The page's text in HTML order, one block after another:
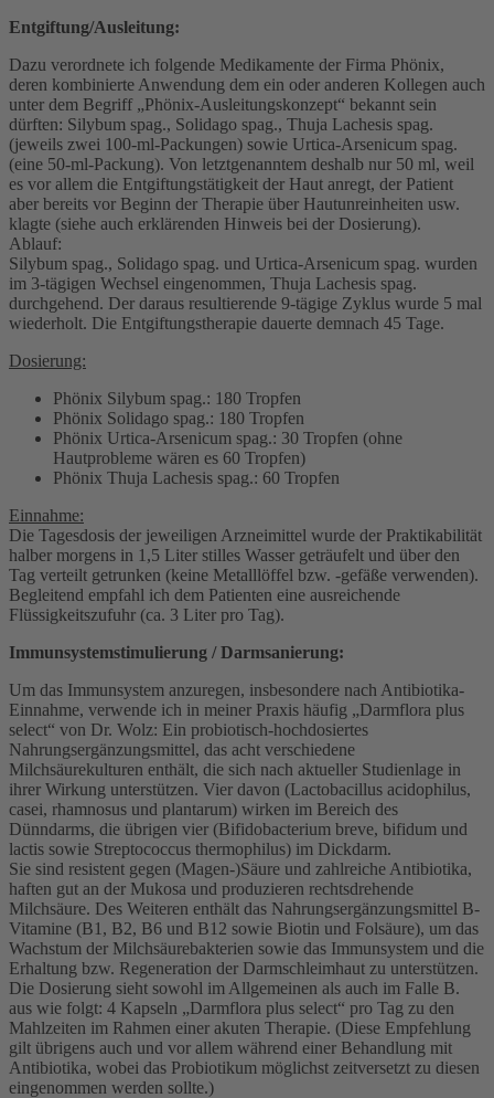
Entgiftung/Ausleitung:
Dazu verordnete ich folgende Medikamente der Firma Phönix,
deren kombinierte Anwendung dem ein oder anderen Kollegen auch
unter dem Begriff „Phönix-Ausleitungskonzept“ bekannt sein
dürften: Silybum spag., Solidago spag., Thuja Lachesis spag.
(jeweils zwei 100-ml-Packungen) sowie Urtica-Arsenicum spag.
(eine 50-ml-Packung). Von letztgenanntem deshalb nur 50 ml, weil
es vor allem die Entgiftungstätigkeit der Haut anregt, der Patient
aber bereits vor Beginn der Therapie über Hautunreinheiten usw.
klagte (siehe auch erklärenden Hinweis bei der Dosierung).
Ablauf:
Silybum spag., Solidago spag. und Urtica-Arsenicum spag. wurden
im 3-tägigen Wechsel eingenommen, Thuja Lachesis spag.
durchgehend. Der daraus resultierende 9-tägige Zyklus wurde 5 mal
wiederholt. Die Entgiftungstherapie dauerte demnach 45 Tage.
Dosierung:
Phönix Silybum spag.: 180 Tropfen
Phönix Solidago spag.: 180 Tropfen
Phönix Urtica-Arsenicum spag.: 30 Tropfen (ohne
Hautprobleme wären es 60 Tropfen)
Phönix Thuja Lachesis spag.: 60 Tropfen
Einnahme:
Die Tagesdosis der jeweiligen Arzneimittel wurde der Praktikabilität
halber morgens in 1,5 Liter stilles Wasser geträufelt und über den
Tag verteilt getrunken (keine Metalllöffel bzw. -gefäße verwenden).
Begleitend empfahl ich dem Patienten eine ausreichende
Flüssigkeitszufuhr (ca. 3 Liter pro Tag).
Immunsystemstimulierung / Darmsanierung:
Um das Immunsystem anzuregen, insbesondere nach Antibiotika-
Einnahme, verwende ich in meiner Praxis häufig „Darmflora plus
select“ von Dr. Wolz: Ein probiotisch-hochdosiertes
Nahrungsergänzungsmittel, das acht verschiedene
Milchsäurekulturen enthält, die sich nach aktueller Studienlage in
ihrer Wirkung unterstützen. Vier davon (Lactobacillus acidophilus,
casei, rhamnosus und plantarum) wirken im Bereich des
Dünndarms, die übrigen vier (Bifidobacterium breve, bifidum und
lactis sowie Streptococcus thermophilus) im Dickdarm.
Sie sind resistent gegen (Magen-)Säure und zahlreiche Antibiotika,
haften gut an der Mukosa und produzieren rechtsdrehende
Milchsäure. Des Weiteren enthält das Nahrungsergänzungsmittel B-
Vitamine (B1, B2, B6 und B12 sowie Biotin und Folsäure), um das
Wachstum der Milchsäurebakterien sowie das Immunsystem und die
Erhaltung bzw. Regeneration der Darmschleimhaut zu unterstützen.
Die Dosierung sieht sowohl im Allgemeinen als auch im Falle B.
aus wie folgt: 4 Kapseln „Darmflora plus select“ pro Tag zu den
Mahlzeiten im Rahmen einer akuten Therapie. (Diese Empfehlung
gilt übrigens auch und vor allem während einer Behandlung mit
Antibiotika, wobei das Probiotikum möglichst zeitversetzt zu diesen
eingenommen werden sollte.)